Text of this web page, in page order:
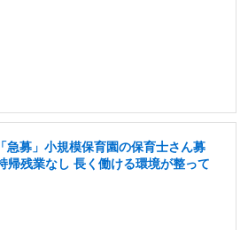
急募」小規模保育園の保育士さん募
帰残業なし 長く働ける環境が整って